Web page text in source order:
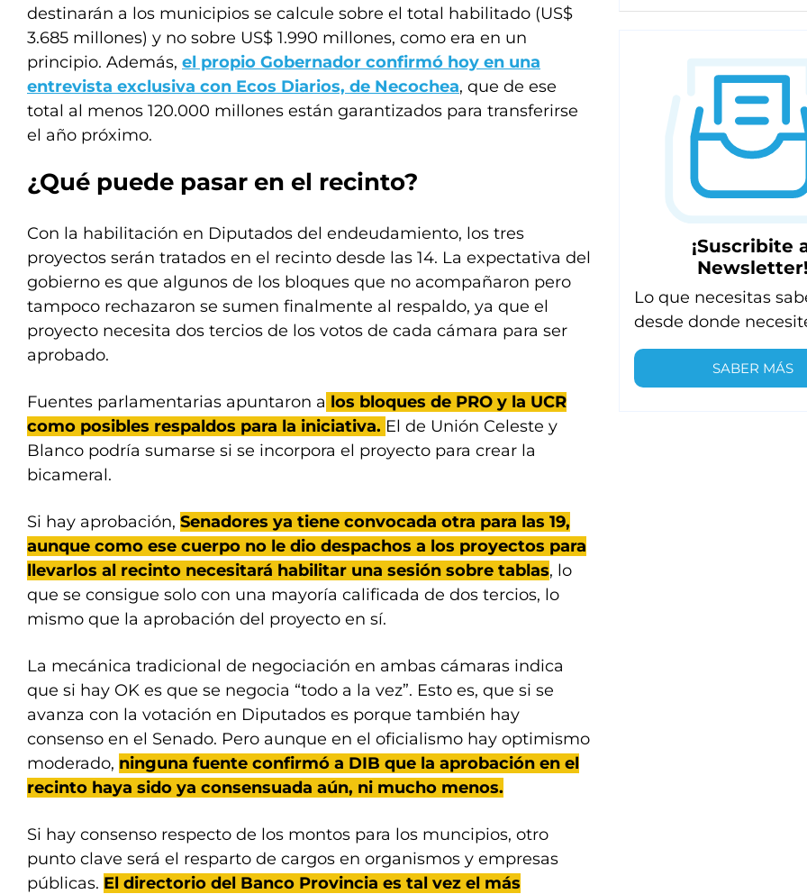
destinarán a los municipios se calcule sobre el total habilitado (US$
3.685 millones) y no sobre US$ 1.990 millones, como era en un
principio. Además, el propio Gobernador confirmó hoy en una
entrevista exclusiva con Ecos Diarios, de Necochea, que de ese
total al menos 120.000 millones están garantizados para transferirse
el año próximo.
¿Qué puede pasar en el recinto?
Con la habilitación en Diputados del endeudamiento, los tres
proyectos serán tratados en el recinto desde las 14. La expectativa del
gobierno es que algunos de los bloques que no acompañaron pero
tampoco rechazaron se sumen finalmente al respaldo, ya que el
proyecto necesita dos tercios de los votos de cada cámara para ser
aprobado.
Fuentes parlamentarias apuntaron a los bloques de PRO y la UCR
como posibles respaldos para la iniciativa. El de Unión Celeste y
Blanco podría sumarse si se incorpora el proyecto para crear la
bicameral.
Si hay aprobación, Senadores ya tiene convocada otra para las 19,
aunque como ese cuerpo no le dio despachos a los proyectos para
llevarlos al recinto necesitará habilitar una sesión sobre tablas, lo
que se consigue solo con una mayoría calificada de dos tercios, lo
mismo que la aprobación del proyecto en sí.
La mecánica tradicional de negociación en ambas cámaras indica
que si hay OK es que se negocia “todo a la vez”. Esto es, que si se
avanza con la votación en Diputados es porque también hay
consenso en el Senado. Pero aunque en el oficialismo hay optimismo
moderado, ninguna fuente confirmó a DIB que la aprobación en el
recinto haya sido ya consensuada aún, ni mucho menos.
Si hay consenso respecto de los montos para los muncipios, otro
punto clave será el resparto de cargos en organismos y empresas
públicas. El directorio del Banco Provincia es tal vez el más
¡Suscribite
Newsletter!
Lo que necesitas
desde donde
SABER MÁS